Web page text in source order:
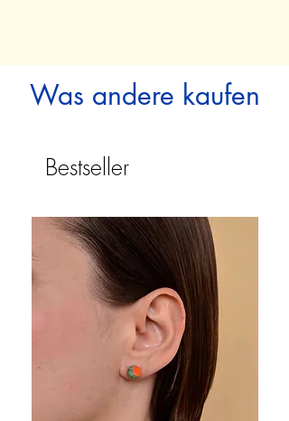
Was andere kaufen
Bestseller